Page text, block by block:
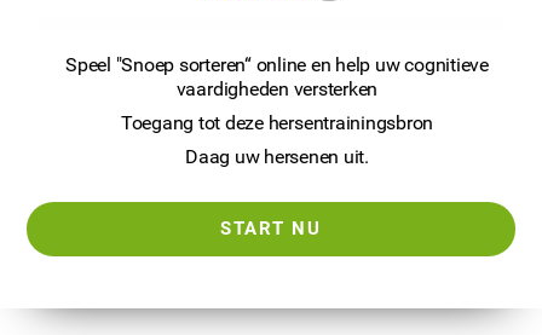
Speel "Snoep sorteren“ online en help uw cognitieve
vaardigheden versterken
Toegang tot deze hersentrainingsbron
Daag uw hersenen uit.
START NU